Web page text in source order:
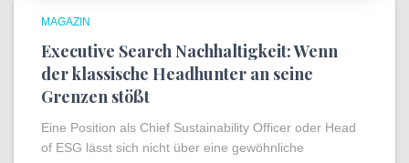
MAGAZIN
Executive Search Nachhaltigkeit: Wenn
der klassische Headhunter an seine
Grenzen stößt
Eine Position als Chief Sustainability Officer oder Head
of ESG lässt sich nicht über eine gewöhnliche